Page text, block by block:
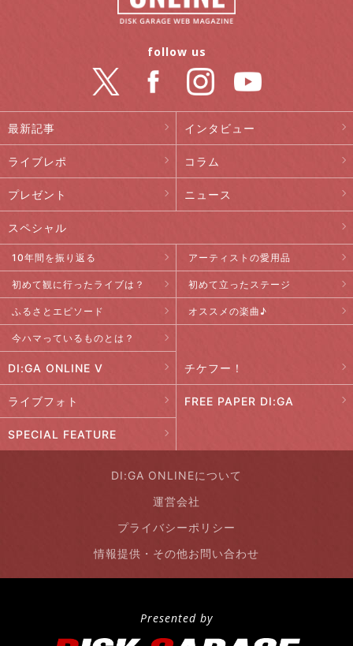
最新記事 インタビュー
ライブレポ コラム
プレゼント ニュース
スペシャル
10年間を振り返る アーティストの愛用品
初めて観に行ったライブは？ 初めて立ったステージ
ふるさとエピソード オススメの楽曲♪
今ハマっているものとは？
DI:GA ONLINE V チケフー！
ライブフォト FREE PAPER DI:GA
SPECIAL FEATURE
follow us
DI:GA ONLINEについて
運営会社
プライバシーポリシー
情報提供・その他お問い合わせ
Presented by